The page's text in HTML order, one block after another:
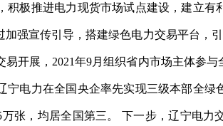
积极推进电力现货市场试点建设，建立有
强宣传引导，搭建绿色电力交易平台，
开展，2021年9月组织省内市场主体参
宁电力在全国央企率先实现三级本部全绿
万张，均居全国第三。 下一步，辽宁电